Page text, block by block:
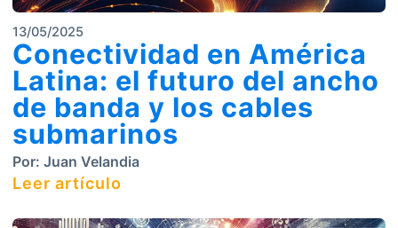
13/05/2025
Conectividad en América
Latina: el futuro del ancho
de banda y los cables
submarinos
Por: Juan Velandia
Leer artículo